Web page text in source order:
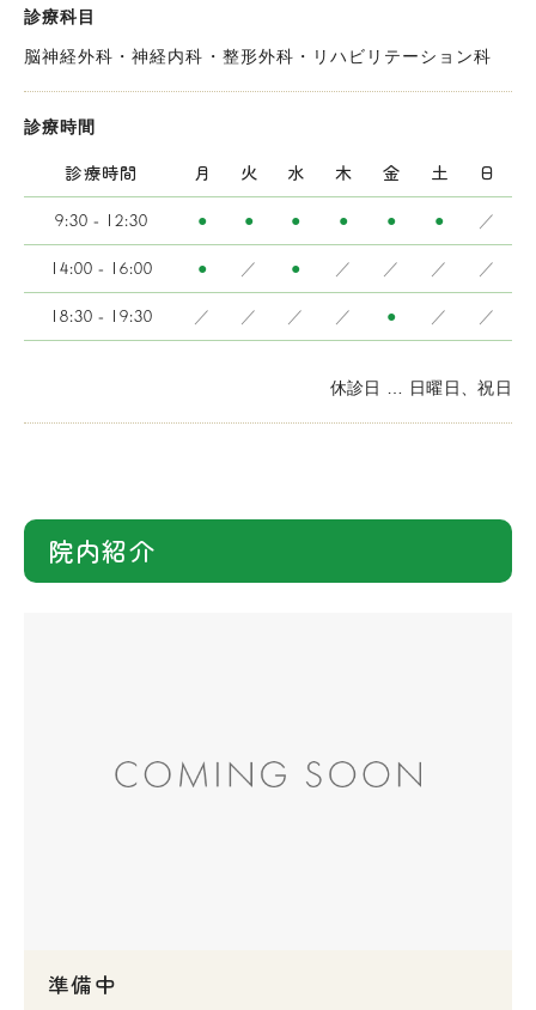
診療科目
脳神経外科・神経内科・整形外科・リハビリテーション科
診療時間
診療時間 月 火 水 木 金 土 日
9:30 - 12:30 ● ● ● ● ● ● ／
14:00 - 16:00 ● ／ ● ／ ／ ／ ／
18:30 - 19:30 ／ ／ ／ ／ ● ／ ／
休診日 … 日曜日、祝日
院内紹介
準備中